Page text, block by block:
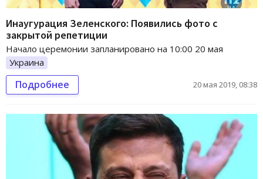
Инаугурация Зеленского: Появились фото с
закрытой репетиции
Начало церемонии запланировано на 10:00 20 мая
Украина
Подробнее 20 мая 2019, 08:38